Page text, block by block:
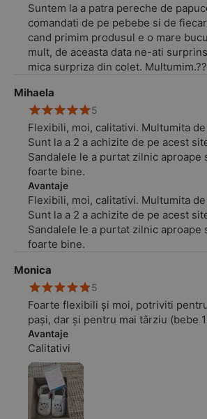
Suntem la a patra pereche de
comandati de pe pebebe si de
cand primim produsul e o mare
mult, de aceasta data ne-ati
mica surpriza din colet.
un design dragalas, indragit de fetita
Vom ramane clienti fideli.
Mihaela
5
Flexibili, moi, calitativi. Multumita
Sunt la a 2 a achizite de pe acest
Sandalele le a purtat zilnic aproape
foarte bine.
Avantaje
Flexibili, moi, calitativi. Multumita
Sunt la a 2 a achizite de pe acest
Sandalele le a purtat zilnic aproape
foarte bine.
Monica
5
Foarte flexibili și moi, potriviti
pași, dar și pentru mai târziu (bebe
Avantaje
Calitativi